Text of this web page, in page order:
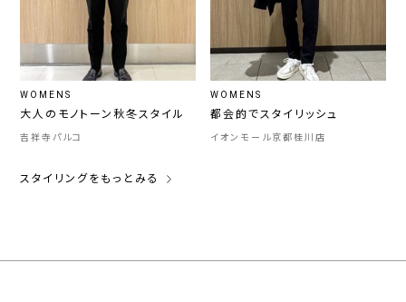
WOMENS
大人のモノトーン秋冬スタイル
吉祥寺パルコ
WOMENS
都会的でスタイリッシュ
イオンモール京都桂川店
スタイリングをもっとみる